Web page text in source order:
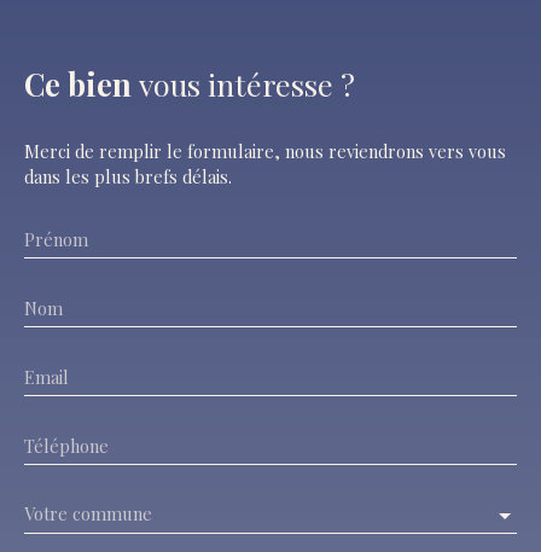
Ce bien vous intéresse ?
Merci de remplir le formulaire, nous reviendrons vers vous
dans les plus brefs délais.
Prénom
Nom
Email
Téléphone
Votre commune